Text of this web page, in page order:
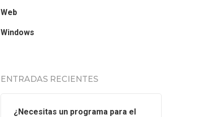
Web
Windows
ENTRADAS RECIENTES
¿Necesitas un programa para el